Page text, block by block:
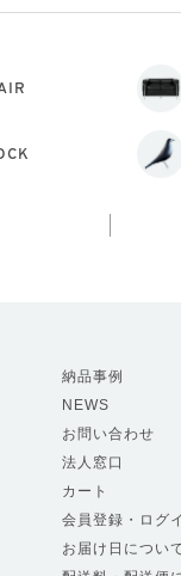
納品事例
NEWS
お問い合わせ
法人窓口
カート
会員登録・ログ
お届け日につい